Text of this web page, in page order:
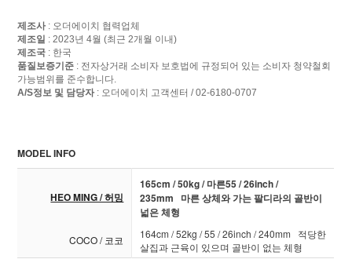
제조사: 오더에이치 협력업체
제조일 : 2023년 4월 (최근 2개월 이내)
제조국 : 한국
품질보증기준 : 전자상거래 소비자 보호법에 규정되어 있는 소비자 청약철회
가능범위를 준수합니다.
A/S정보 및 담당자: 오더에이치 고객센터 / 02-6180-0707
MODEL INFO
HEO MING / 허밍
165cm / 50kg / 마른55 / 26inch /
235mm 마른 상체와 가는 팔디라의 골반이
넓은 체형
COCO / 코코
164cm / 52kg / 55 / 26inch / 240mm 적당한
살집과 근육이 있으며 골반이 없는 체형